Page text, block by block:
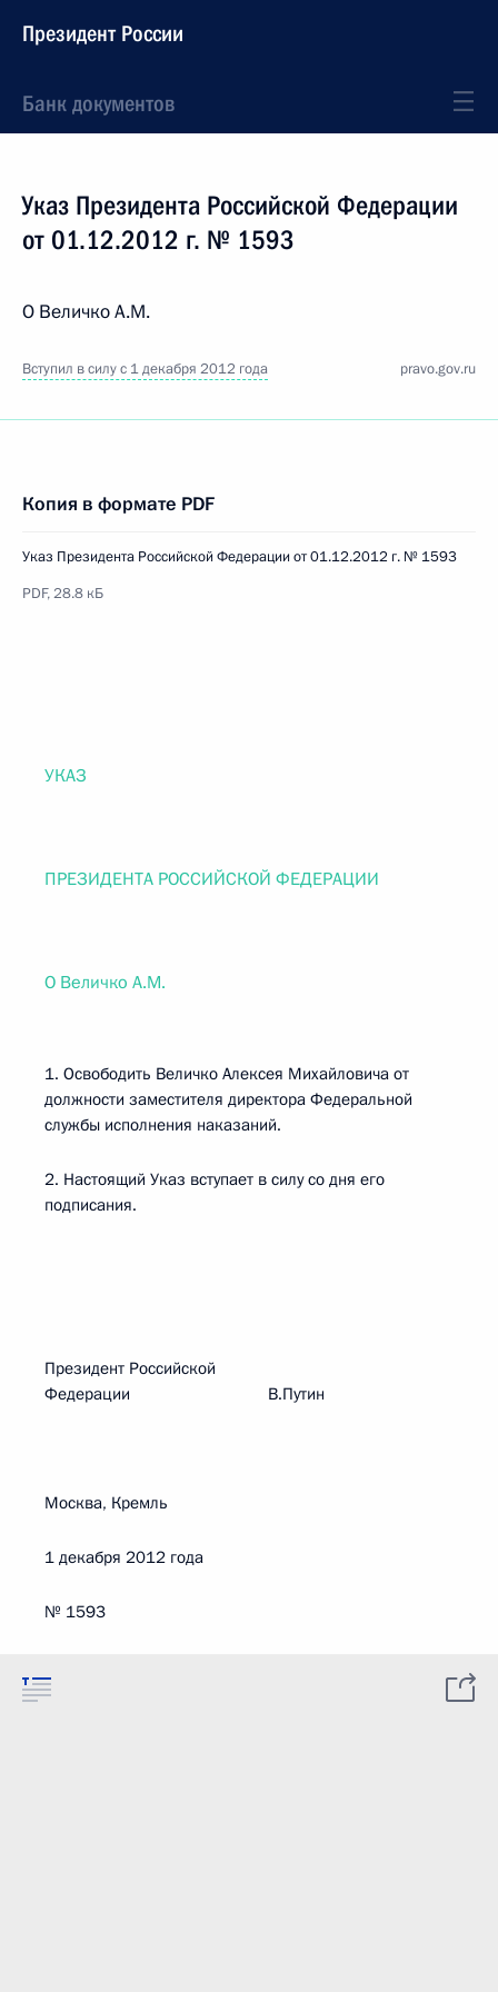
Президент России
Банк документов
Указ Президента Российской Федерации
от 01.12.2012 г. № 1593
О Величко А.М.
Вступил в силу с 1 декабря 2012 года pravo.gov.ru
Копия в формате PDF
Указ Президента Российской Федерации от 01.12.2012 г. № 1593
PDF, 28.8 кБ
УКАЗ
ПРЕЗИДЕНТА РОССИЙСКОЙ ФЕДЕРАЦИИ
О Величко А.М.
1. Освободить Величко Алексея Михайловича от
должности заместителя директора Федеральной
службы исполнения наказаний.
2. Настоящий Указ вступает в силу со дня его
подписания.
Президент Российской
Федерации В.Путин
Москва, Кремль
1 декабря 2012 года
№ 1593